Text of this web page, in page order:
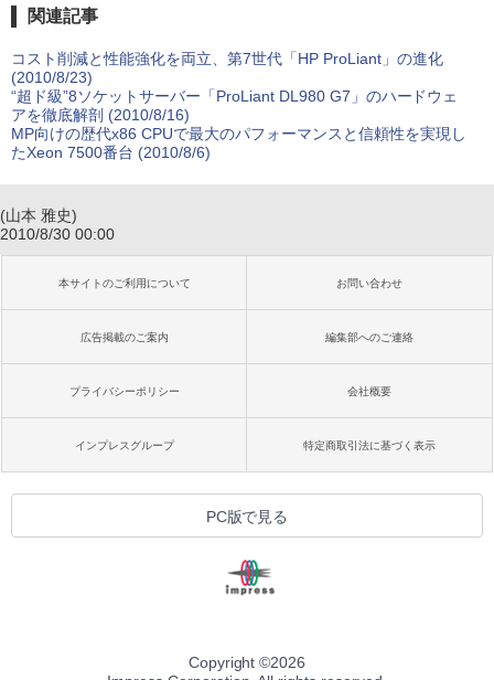
関連記事
コスト削減と性能強化を両立、第7世代「HP ProLiant」の進化
(2010/8/23)
“超ド級”8ソケットサーバー「ProLiant DL980 G7」のハードウェ
アを徹底解剖 (2010/8/16)
MP向けの歴代x86 CPUで最大のパフォーマンスと信頼性を実現し
たXeon 7500番台 (2010/8/6)
(山本 雅史)
2010/8/30 00:00
本サイトのご利用について お問い合わせ
広告掲載のご案内 編集部へのご連絡
プライバシーポリシー 会社概要
インプレスグループ 特定商取引法に基づく表示
PC版で見る
Copyright ©2026